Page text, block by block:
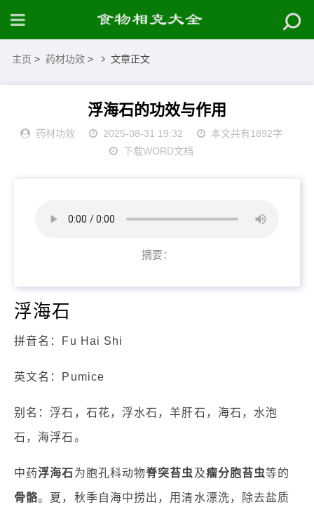
主页 > 药材功效 > 文章正文
浮海石的功效与作用
药材功效 2025-08-31 19:32
本文共有1892字
下载WORD文档
摘要：
浮海石
拼音名：Fu Hai Shi
英文名：Pumice
别名：浮石，石花，浮水石，羊肝石，海石，水泡
石，海浮石。
中药浮海石为胞孔科动物脊突苔虫 及瘤分胞苔虫等的
骨骼。夏，秋季自海中捞出，用清水漂洗，除去盐质